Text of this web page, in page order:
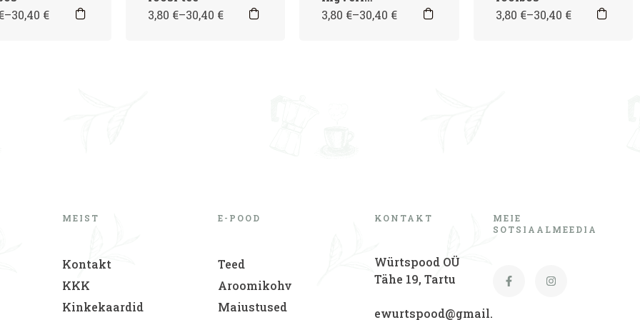
–30,40 €
3,80 €–30,40 €
rooibose tee
3,80 €–30,40 €
3,80 €–30,40 €
MEIST
Kontakt
KKK
Kinkekaardid
E-POOD
Teed
Aroomikohv
Maiustused
KONTAKT
Würtspood OÜ
Tähe 19, Tartu
ewurtspood@gmail.
MEIE
SOTSIAALMEEDIA